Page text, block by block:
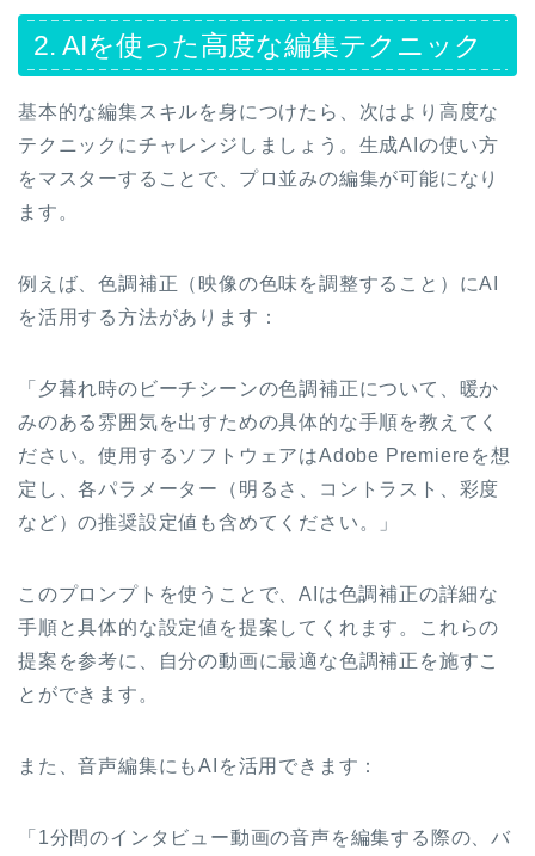
2. AIを使った高度な編集テクニック
基本的な編集スキルを身につけたら、次はより高度な
テクニックにチャレンジしましょう。生成AIの使い方
をマスターすることで、プロ並みの編集が可能になり
ます。
例えば、色調補正（映像の色味を調整すること）にAI
を活用する方法があります：
「夕暮れ時のビーチシーンの色調補正について、暖か
みのある雰囲気を出すための具体的な手順を教えてく
ださい。使用するソフトウェアはAdobe Premiereを想
定し、各パラメーター（明るさ、コントラスト、彩度
など）の推奨設定値も含めてください。」
このプロンプトを使うことで、AIは色調補正の詳細な
手順と具体的な設定値を提案してくれます。これらの
提案を参考に、自分の動画に最適な色調補正を施すこ
とができます。
また、音声編集にもAIを活用できます：
「1分間のインタビュー動画の音声を編集する際の、バ